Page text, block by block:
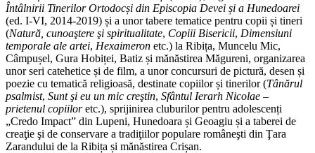
Întâlnirii Tinerilor Ortodocși din Episcopia Devei și a Hunedoarei
(ed. I-VI, 2014-2019) și a unor tabere tematice pentru copii și tineri
(Natură, cunoaştere şi spiritualitate, Copiii Bisericii, Dimensiuni
temporale ale artei, Hexaimeron etc.) la Ribița, Muncelu Mic,
Câmpușel, Gura Hobiței, Batiz și mănăstirea Măgureni, organizarea
unor seri catehetice și de film, a unor concursuri de pictură, desen și
poezie cu tematică religioasă, destinate copiilor și tinerilor (Tânărul
psalmist, Sunt şi eu un mic creştin, Sfântul Ierarh Nicolae –
prietenul copiiloretc.), sprijinirea cluburilor pentru adolescenți
„Credo Impact” din Lupeni, Hunedoara și Geoagiu și a taberei de
creaţie şi de conservare a tradiţiilor populare româneşti din Ţara
Zarandului de la Ribița și mănăstirea Crișan.